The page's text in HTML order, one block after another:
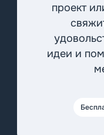
проект
идеи и